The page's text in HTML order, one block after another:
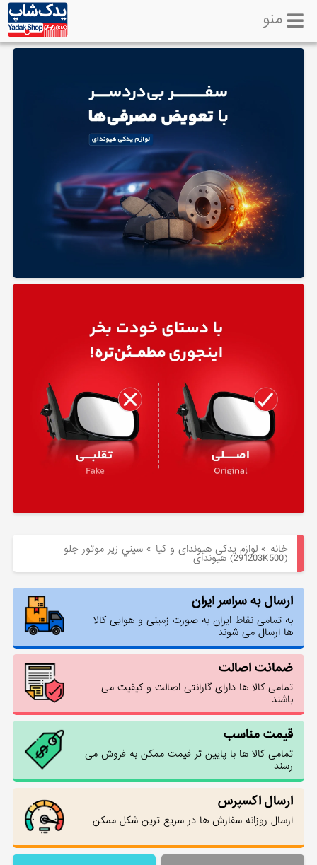
لوازم
منو
خانه »لوازم یدکی هیوندای و کیا »سيني زير موتور جلو
(291203K500) هیوندای
ارسال به سراسر ایران
به تمامی نقاط ایران به صورت زمینی و هوایی کالا
ها ارسال می شوند
ضمانت اصالت
تمامی کالا ها دارای گارانتی اصالت و کیفیت می
باشند
قیمت مناسب
تمامی کالا ها با پایین تر قیمت ممکن به فروش می
رسند
ارسال اکسپرس
ارسال روزانه سفارش ها در سریع ترین شکل ممکن